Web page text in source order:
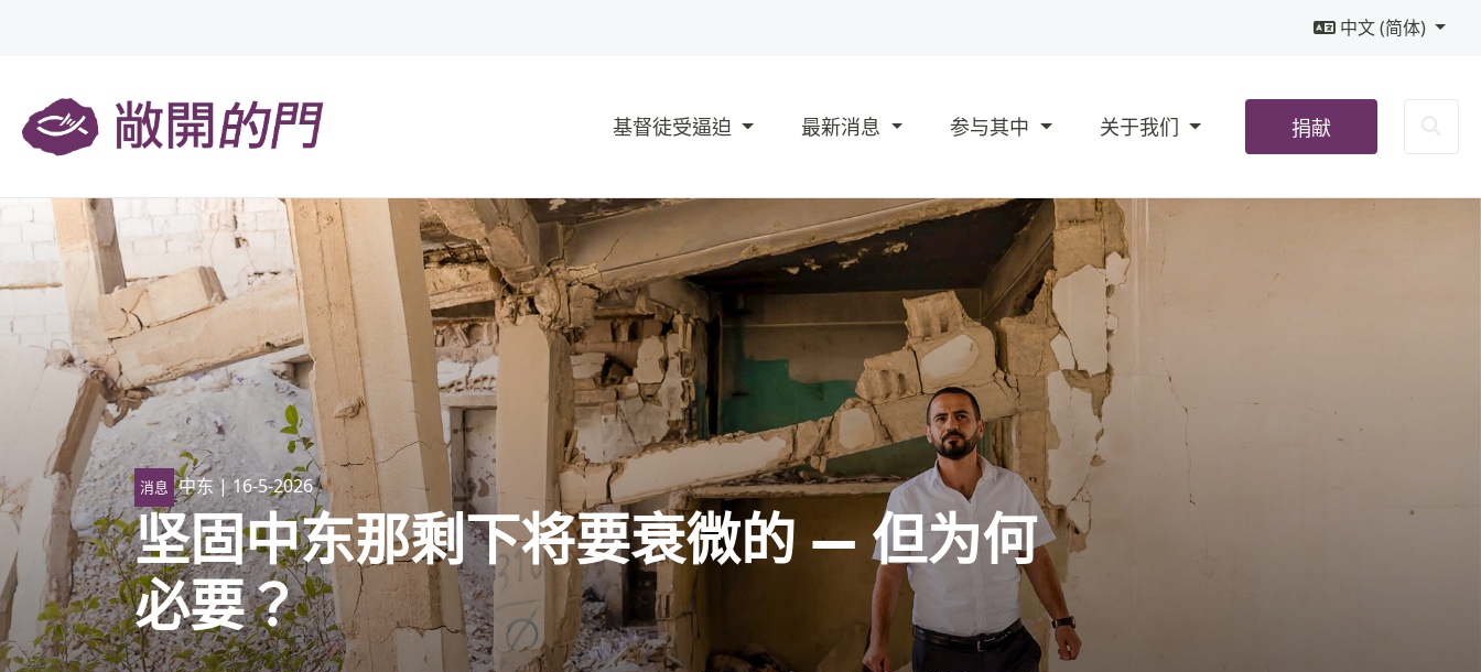
中文 (简体)
基督徒受逼迫 最新消息 参与其中 关于我们 捐献
消息 中东| 16-5-2026
坚固中东那剩下将要衰微的 — 但为何
必要？